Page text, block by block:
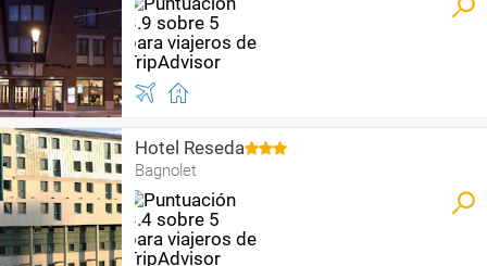
Hotel Reseda
Bagnolet